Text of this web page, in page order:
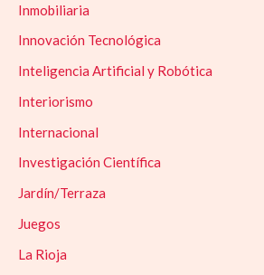
Inmobiliaria
Innovación Tecnológica
Inteligencia Artificial y Robótica
Interiorismo
Internacional
Investigación Científica
Jardín/Terraza
Juegos
La Rioja